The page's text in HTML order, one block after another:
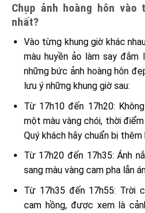
Chụp ảnh hoàng hôn vào
nhất?
Vào từng khung giờ khác
màu huyền ảo làm say
những bức ảnh hoàng hôn
lưu ý những khung giờ sau:
Từ 17h10 đến 17h20:
một màu vàng chói, thời
Quý khách hãy chuẩn bị thêm
Từ 17h20 đến 17h35: Ánh
sang màu vàng cam pha lẫn
Từ 17h35 đến 17h55: Trời
cam hồng, được xem là